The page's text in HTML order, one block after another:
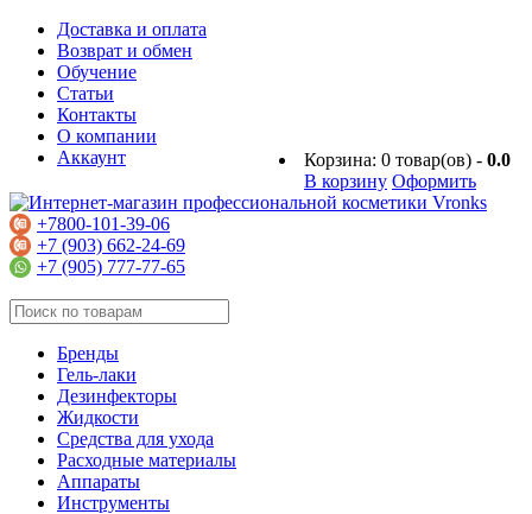
Доставка и оплата
Возврат и обмен
Обучение
Статьи
Контакты
О компании
Корзина: 0 товар(ов) - 0.0
В корзину Оформить
Аккаунт
+7800-101-39-06
+7 (903) 662-24-69
+7 (905) 777-77-65
Бренды
Гель-лаки
Дезинфекторы
Жидкости
Средства для ухода
Расходные материалы
Аппараты
Инструменты